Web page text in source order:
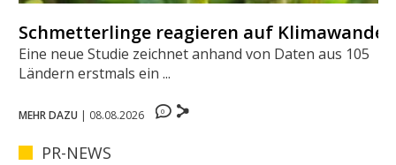
Schmetterlinge reagieren auf Klimawandel
Eine neue Studie zeichnet anhand von Daten aus 105
Ländern erstmals ein ...
MEHR DAZU | 08.08.2026 0
PR-NEWS